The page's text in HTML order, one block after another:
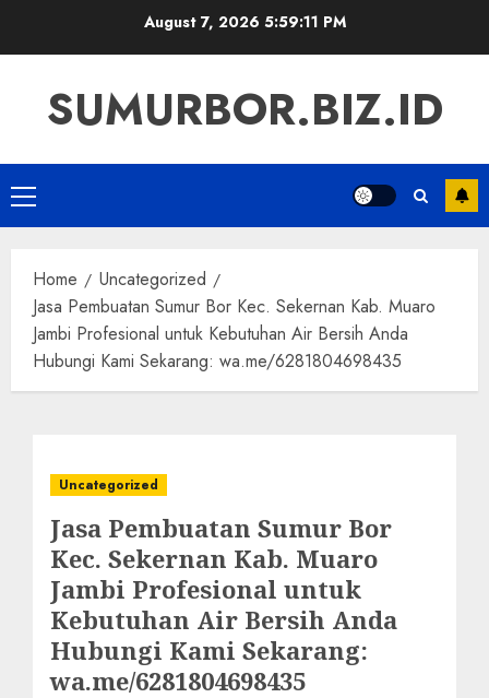
August 7, 2026 5:59:12 PM
SUMURBOR.BIZ.ID
Primary
Menu
Home
Uncategorized
Jasa Pembuatan Sumur Bor Kec. Sekernan Kab. Muaro
Jambi Profesional untuk Kebutuhan Air Bersih Anda
Hubungi Kami Sekarang: wa.me/6281804698435
Uncategorized
Jasa Pembuatan Sumur Bor
Kec. Sekernan Kab. Muaro
Jambi Profesional untuk
Kebutuhan Air Bersih Anda
Hubungi Kami Sekarang:
wa.me/6281804698435